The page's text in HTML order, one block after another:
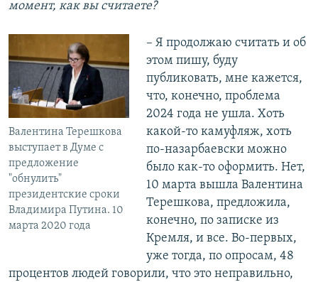
момент, как вы считаете?
Валентина Терешкова
выступает в Думе с
предложение
"обнулить"
президентские сроки
Владимира Путина. 10
марта 2020 года
– Я продолжаю считать и об
этом пишу, буду
публиковать, мне кажется,
что, конечно, проблема
2024 года не ушла. Хоть
какой-то камуфляж, хоть
по-назарбаевски можно
было как-то оформить. Нет,
10 марта вышла Валентина
Терешкова, предложила,
конечно, по записке из
Кремля, и все. Во-первых,
уже тогда, по опросам, 48
процентов людей говорили, что это неправильно,